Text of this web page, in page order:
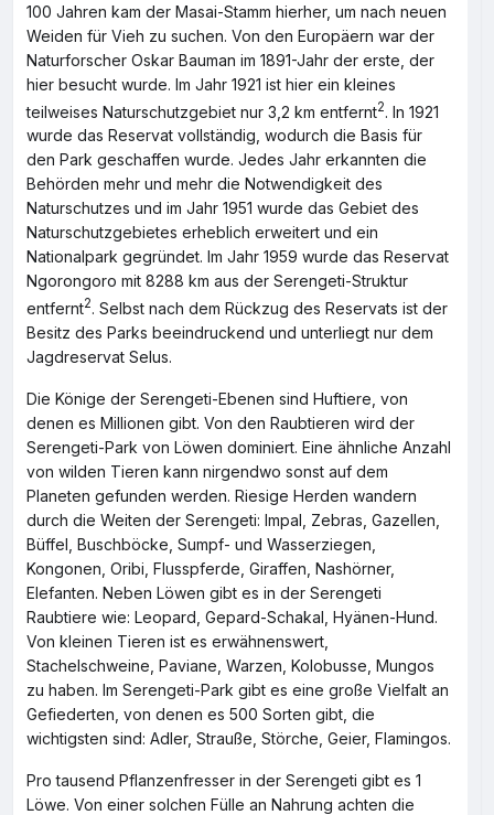
100 Jahren kam der Masai-Stamm hierher, um nach neuen
Weiden für Vieh zu suchen. Von den Europäern war der
Naturforscher Oskar Bauman im 1891-Jahr der erste, der
hier besucht wurde. Im Jahr 1921 ist hier ein kleines
teilweises Naturschutzgebiet nur 3,2 km entfernt2 . In 1921
wurde das Reservat vollständig, wodurch die Basis für
den Park geschaffen wurde. Jedes Jahr erkannten die
Behörden mehr und mehr die Notwendigkeit des
Naturschutzes und im Jahr 1951 wurde das Gebiet des
Naturschutzgebietes erheblich erweitert und ein
Nationalpark gegründet. Im Jahr 1959 wurde das Reservat
Ngorongoro mit 8288 km aus der Serengeti-Struktur
entfernt2. Selbst nach dem Rückzug des Reservats ist der
Besitz des Parks beeindruckend und unterliegt nur dem
Jagdreservat Selus.
Die Könige der Serengeti-Ebenen sind Huftiere, von
denen es Millionen gibt. Von den Raubtieren wird der
Serengeti-Park von Löwen dominiert. Eine ähnliche Anzahl
von wilden Tieren kann nirgendwo sonst auf dem
Planeten gefunden werden. Riesige Herden wandern
durch die Weiten der Serengeti: Impal, Zebras, Gazellen,
Büffel, Buschböcke, Sumpf- und Wasserziegen,
Kongonen, Oribi, Flusspferde, Giraffen, Nashörner,
Elefanten. Neben Löwen gibt es in der Serengeti
Raubtiere wie: Leopard, Gepard-Schakal, Hyänen-Hund.
Von kleinen Tieren ist es erwähnenswert,
Stachelschweine, Paviane, Warzen, Kolobusse, Mungos
zu haben. Im Serengeti-Park gibt es eine große Vielfalt an
Gefiederten, von denen es 500 Sorten gibt, die
wichtigsten sind: Adler, Strauße, Störche, Geier, Flamingos.
Pro tausend Pflanzenfresser in der Serengeti gibt es 1
Löwe. Von einer solchen Fülle an Nahrung achten die